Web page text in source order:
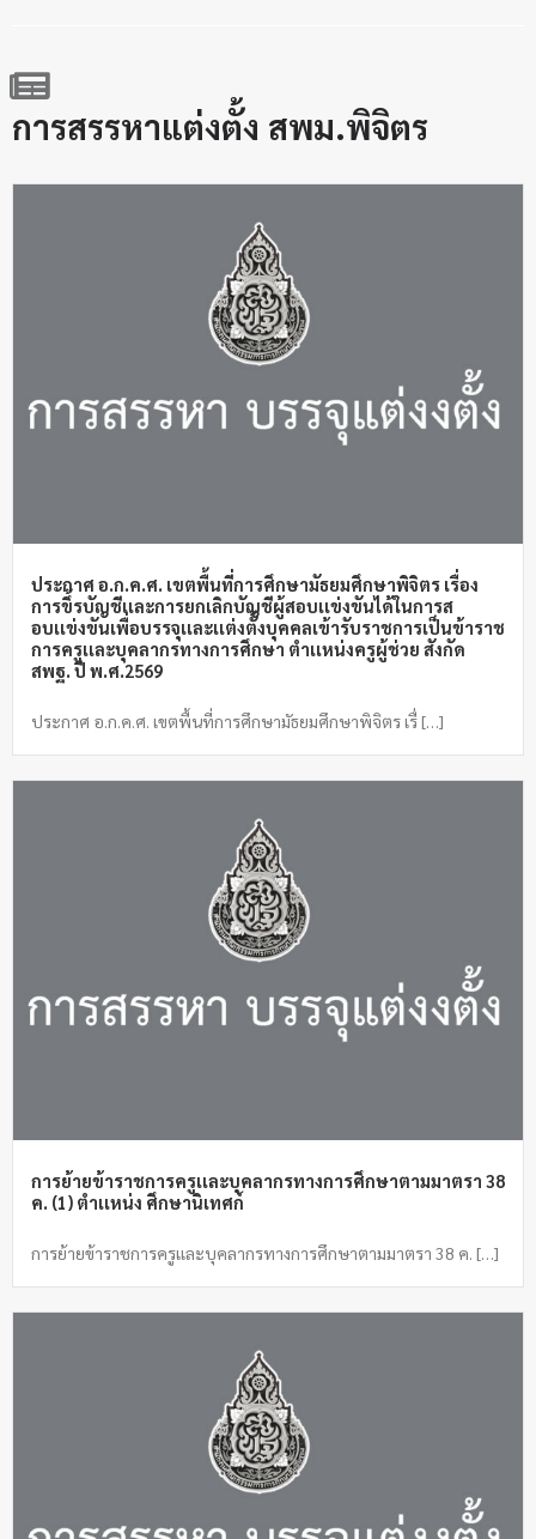
การสรรหาแต่งตั้ง สพม.พิจิตร
ประกาศ อ.ก.ค.ศ. เขตพื้นที่การศึกษามัธยมศึกษาพิจิตร เรื่อง
การขึ้รบัญชีเเละการยกเลิกบัญชีผู้สอบเเข่งขันได้ในการส
อบเเข่งขันเพื่อบรรจุเเละเเต่งตั้งบุคคลเข้ารับราชการเป็นข้าราช
การครูเเละบุคลากรทางการศึกษา ตำเเหน่งครูผู้ช่วย สังกัด
สพฐ. ปี พ.ศ.2569
ประกาศ อ.ก.ค.ศ. เขตพื้นที่การศึกษามัธยมศึกษาพิจิตร เรื่ […]
การย้ายข้าราชการครูเเละบุคลากรทางการศึกษาตามมาตรา 38
ค. (1) ตำเเหน่ง ศึกษานิเทศก์
การย้ายข้าราชการครูเเละบุคลากรทางการศึกษาตามมาตรา 38 ค. […]